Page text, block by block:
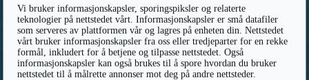
Vi bruker informasjonskapsler, sporingspiksler og relaterte
teknologier på nettstedet vårt. Informasjonskapsler er små datafiler
som serveres av plattformen vår og lagres på enheten din. Nettstedet
vårt bruker informasjonskapsler fra oss eller tredjeparter for en rekke
formål, inkludert for å betjene og tilpasse nettstedet. Også
informasjonskapsler kan også brukes til å spore hvordan du bruker
nettstedet til å målrette annonser mot deg på andre nettsteder.